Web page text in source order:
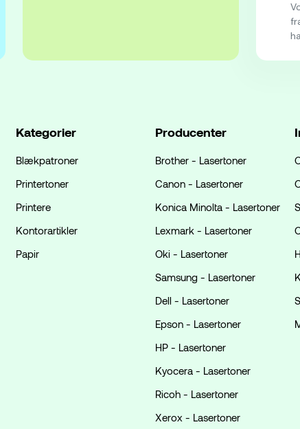
Kategorier
Blækpatroner
Printertoner
Printere
Kontorartikler
Papir
Producenter
Brother - Lasertoner
Canon - Lasertoner
Konica Minolta - Lasertoner
Lexmark - Lasertoner
Oki - Lasertoner
Samsung - Lasertoner
Dell - Lasertoner
Epson - Lasertoner
HP - Lasertoner
Kyocera - Lasertoner
Ricoh - Lasertoner
Xerox - Lasertoner